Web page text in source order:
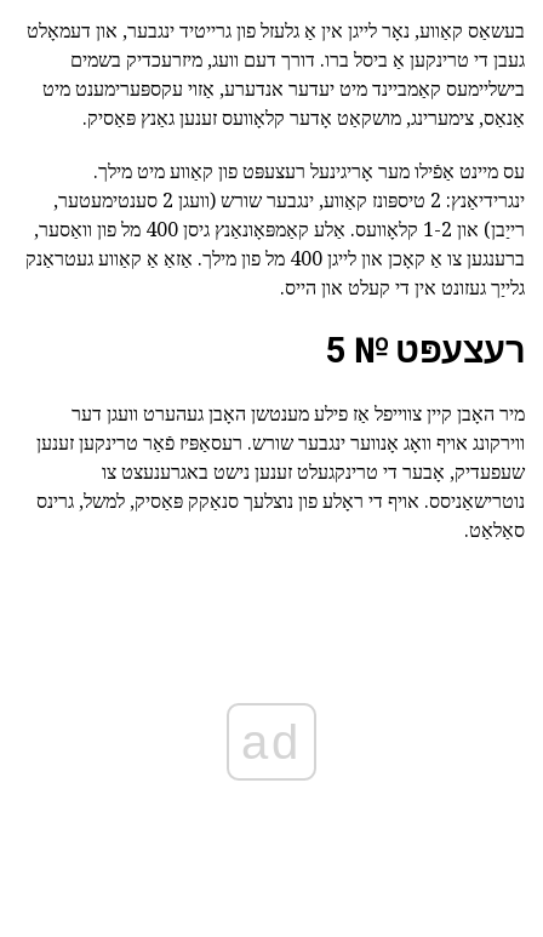
בעשאַס קאַווע, נאָר לייגן אין אַ גלעזל פון גרייטיד ינגבער, און דעמאָלט
געבן די טרינקען אַ ביסל ברו. דורך דעם וועג, מיזרעכדיק בשמים
בישליימעס קאַמביינד מיט יעדער אנדערע, אַזוי עקספּערימענט מיט
אַנאַס, צימערינג, מושקאַט אָדער קלאָוועס זענען גאַנץ פּאַסיק.
עס מיינט אַפֿילו מער אָריגינעל רעצעפּט פון קאַווע מיט מילך.
ינגרידיאַנץ: 2 טיספּונז קאַווע, ינגבער שורש (וועגן 2 סענטימעטער,
רייַבן) און 1-2 קלאָוועס. אַלע קאַמפּאָונאַנץ גיסן 400 מל פון וואַסער,
ברענגען צו אַ קאָכן און לייגן 400 מל פון מילך. אַזאַ אַ קאַווע געטראַנק
גלייַך געזונט אין די קעלט און הייס.
רעצעפּט № 5
מיר האָבן קיין צווייפל אַז פילע מענטשן האָבן געהערט וועגן דער
ווירקונג אויף וואָג אָנווער ינגבער שורש. רעסאַפּיז פֿאַר טרינקען זענען
שעפעדיק, אָבער די טרינקגעלט זענען נישט באגרענעצט צו
נוטרישאַניסס. אויף די ראָלע פון נוצלעך סנאַקק פּאַסיק, למשל, גרינס
סאַלאַט.
ad